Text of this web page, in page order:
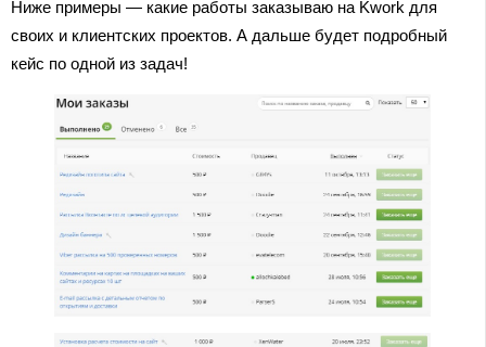
Ниже примеры — какие работы заказываю на Kwork для
своих и клиентских проектов. А дальше будет подробный
кейс по одной из задач!